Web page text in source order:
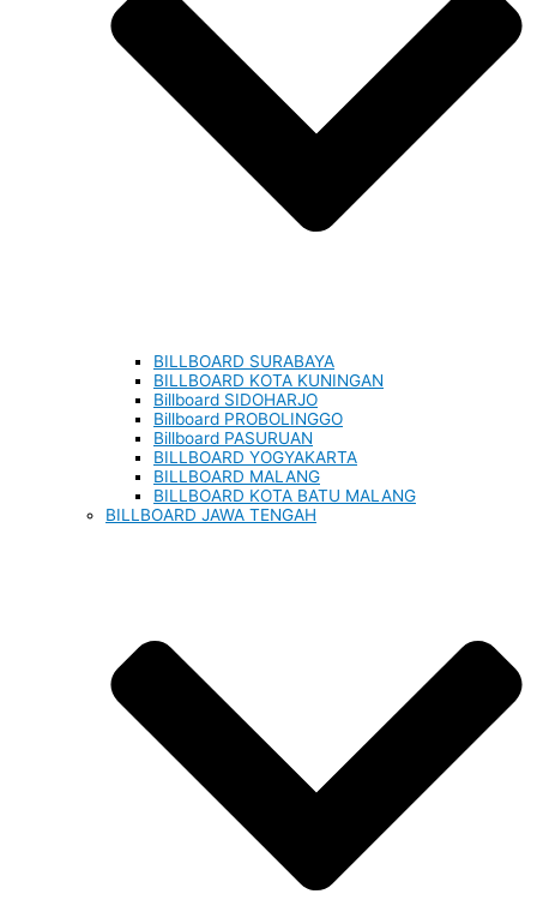
BILLBOARD SURABAYA
BILLBOARD KOTA KUNINGAN
Billboard SIDOHARJO
Billboard PROBOLINGGO
Billboard PASURUAN
BILLBOARD YOGYAKARTA
BILLBOARD MALANG
BILLBOARD KOTA BATU MALANG
BILLBOARD JAWA TENGAH